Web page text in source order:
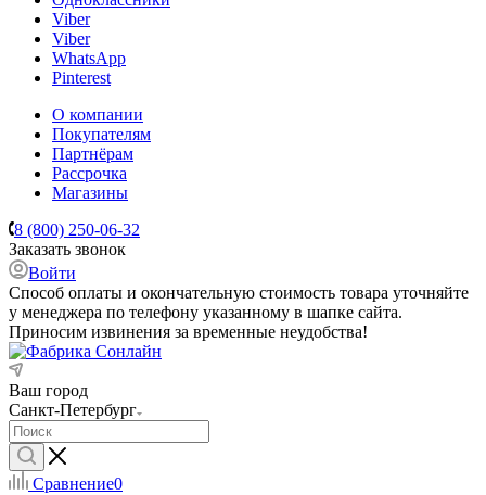
Viber
Viber
WhatsApp
Pinterest
О компании
Покупателям
Партнёрам
Рассрочка
Магазины
8 (800) 250-06-32
Заказать звонок
Войти
Способ оплаты и окончательную стоимость товара уточняйте
у менеджера по телефону указанному в шапке сайта.
Приносим извинения за временные неудобства!
Ваш город
Санкт-Петербург
Сравнение0